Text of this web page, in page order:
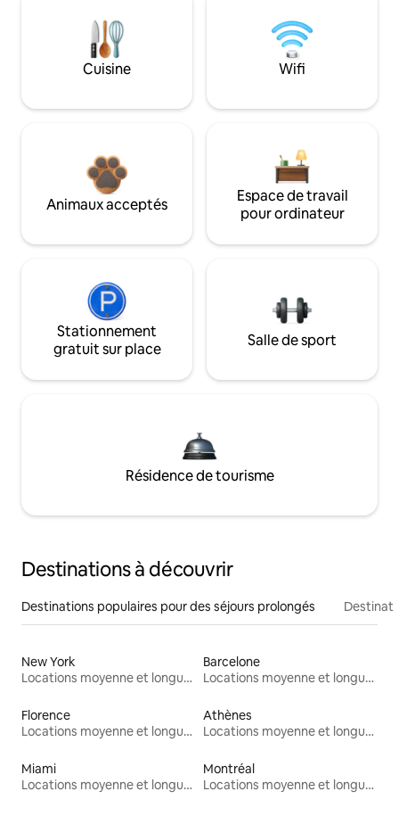
Cuisine Wifi
Animaux acceptés
Espace de travail
pour ordinateur
Stationnement
gratuit sur place
Salle de sport
Résidence de tourisme
Destinations à découvrir
Destinations populaires pour des séjours prolongés
New York
Locations moyenne et longue durée
Barcelone
Locations moyenne et longue durée
Florence
Locations moyenne et longue durée
Athènes
Locations moyenne et longue durée
Miami
Locations moyenne et longue durée
Montréal
Locations moyenne et longue durée